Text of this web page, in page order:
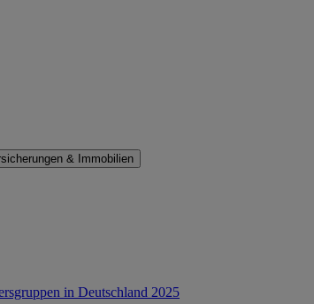
& Immobilien
in Deutschland 2025